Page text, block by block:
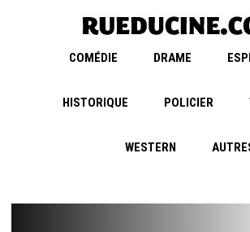
COMÉDIE DRAME
HISTORIQUE POLICIER
WESTERN